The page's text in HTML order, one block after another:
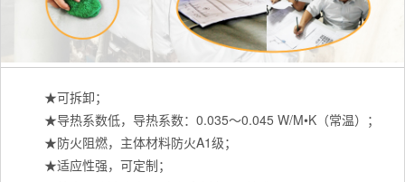
★可拆卸；
★导热系数低，导热系数：0.035～0.045 W/M•K（常温）；
★防火阻燃，主体材料防火A1级；
★适应性强，可定制；